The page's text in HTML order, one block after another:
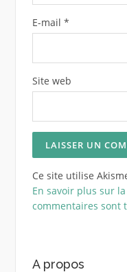
E-mail *
Site web
Ce site utilise
En savoir plus sur
commentaires sont
A propos